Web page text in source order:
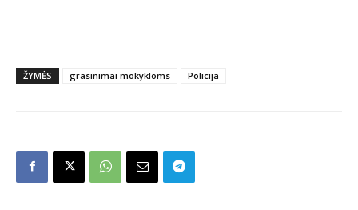
ŽYMĖS grasinimai mokykloms Policija